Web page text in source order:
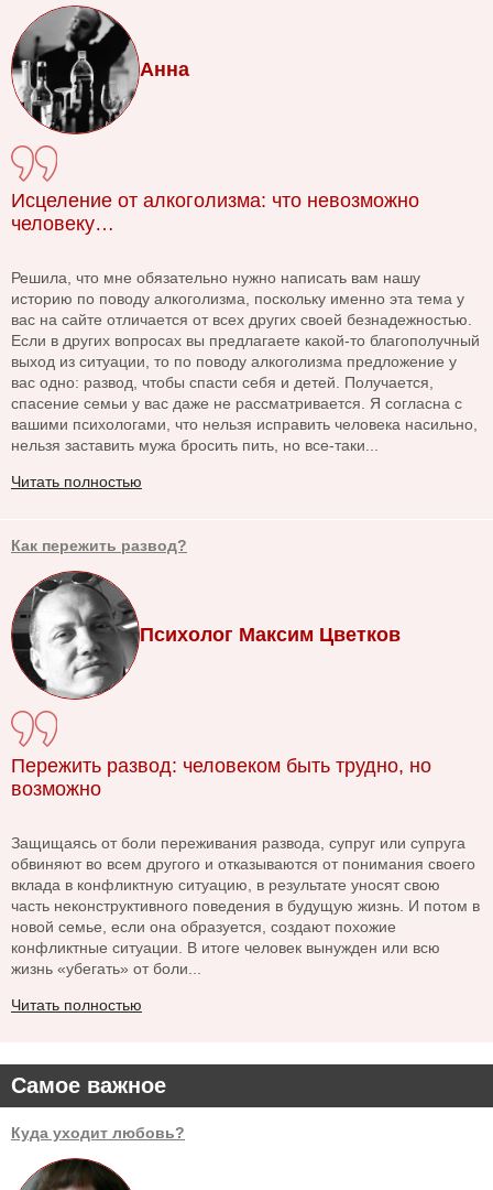
Самое важное
Куда уходит любовь?
Анна
Исцеление от алкоголизма: что невозможно
человеку…
Решила, что мне обязательно нужно написать вам нашу
историю по поводу алкоголизма, поскольку именно эта тема у
вас на сайте отличается от всех других своей безнадежностью.
Если в других вопросах вы предлагаете какой-то благополучный
выход из ситуации, то по поводу алкоголизма предложение у
вас одно: развод, чтобы спасти себя и детей. Получается,
спасение семьи у вас даже не рассматривается. Я согласна с
вашими психологами, что нельзя исправить человека насильно,
нельзя заставить мужа бросить пить, но все-таки...
Читать полностью
Как пережить развод?
Психолог Максим Цветков
Пережить развод: человеком быть трудно, но
возможно
Защищаясь от боли переживания развода, супруг или супруга
обвиняют во всем другого и отказываются от понимания своего
вклада в конфликтную ситуацию, в результате уносят свою
часть неконструктивного поведения в будущую жизнь. И потом в
новой семье, если она образуется, создают похожие
конфликтные ситуации. В итоге человек вынужден или всю
жизнь «убегать» от боли...
Читать полностью